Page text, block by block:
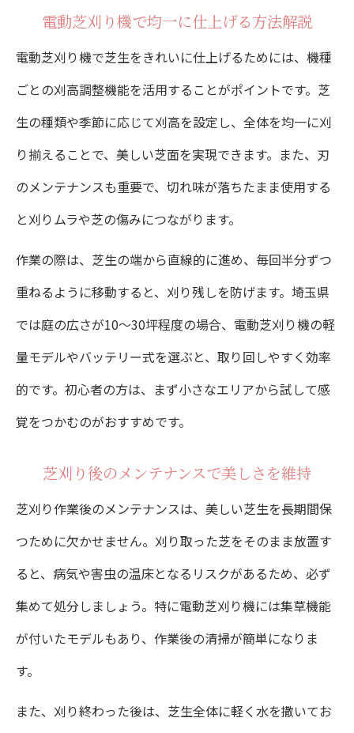
電動芝刈り機で均一に仕上げる方法解説
電動芝刈り機で芝生をきれいに仕上げるためには、機種
ごとの刈高調整機能を活用することがポイントです。芝
生の種類や季節に応じて刈高を設定し、全体を均一に刈
り揃えることで、美しい芝面を実現できます。また、刃
のメンテナンスも重要で、切れ味が落ちたまま使用する
と刈りムラや芝の傷みにつながります。
作業の際は、芝生の端から直線的に進め、毎回半分ずつ
重ねるように移動すると、刈り残しを防げます。埼玉県
では庭の広さが10〜30坪程度の場合、電動芝刈り機の軽
量モデルやバッテリー式を選ぶと、取り回しやすく効率
的です。初心者の方は、まず小さなエリアから試して感
覚をつかむのがおすすめです。
芝刈り後のメンテナンスで美しさを維持
芝刈り作業後のメンテナンスは、美しい芝生を長期間保
つために欠かせません。刈り取った芝をそのまま放置す
ると、病気や害虫の温床となるリスクがあるため、必ず
集めて処分しましょう。特に電動芝刈り機には集草機能
が付いたモデルもあり、作業後の清掃が簡単になりま
す。
また、刈り終わった後は、芝生全体に軽く水を撒いてお